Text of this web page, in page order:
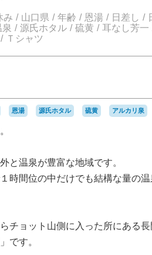
み 山口県 年齢 恩湯 日差し
泉 源氏ホタル 硫黄 耳なし芳一
Ｔシャツ
恩湯 源氏ホタル 硫黄 アルカリ泉
と温泉が豊富な地域です。
時間位の中だけでも結構な量の温
チョット山側に入った所にある長
です。